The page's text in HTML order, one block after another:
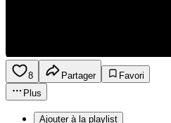
8 Partager
Favori
Plus
Ajouter à la playlist